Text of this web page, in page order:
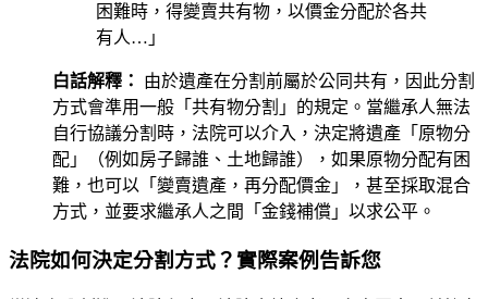
困難時，得變賣共有物，以價金分配於各共
有人…」
白話解釋：
由於遺產在分割前屬於公同共有，因此分割
方式會準用一般「共有物分割」的規定。當繼承人無法
自行協議分割時，法院可以介入，決定將遺產「原物分
配」（例如房子歸誰、土地歸誰），如果原物分配有困
難，也可以「變賣遺產，再分配價金」，甚至採取混合
方式，並要求繼承人之間「金錢補償」以求公平。
法院如何決定分割方式？實際案例告訴您